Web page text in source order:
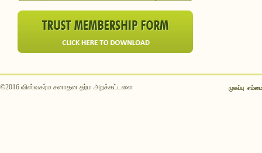
முகப்பு
©2016 விஸ்வகர்ம சனாதன தர்ம அறக்கட்டளை